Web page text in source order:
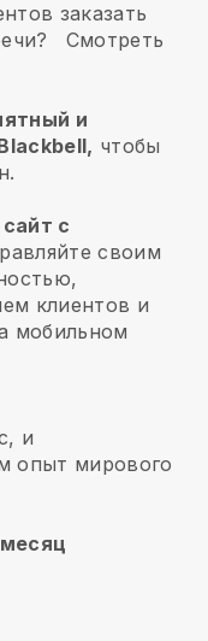
заказать
Смотреть
и
чтобы
с
своим
клиентов и
мобильном
и
опыт мирового